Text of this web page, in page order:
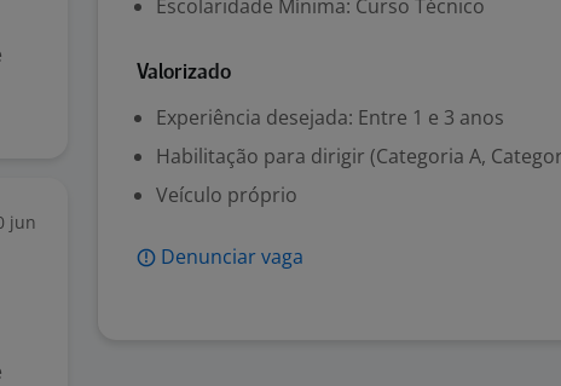
jun
Escolaridade Mínima: Curso Técnico
Valorizado
Experiência desejada: Entre 1 e 3 anos
Habilitação para dirigir (Categoria A,
Veículo próprio
Denunciar vaga